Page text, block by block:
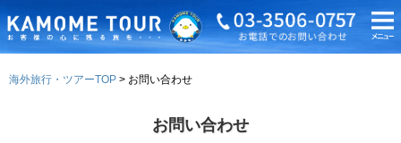
海外旅行・ツアーTOP お問い合わせ
お問い合わせ